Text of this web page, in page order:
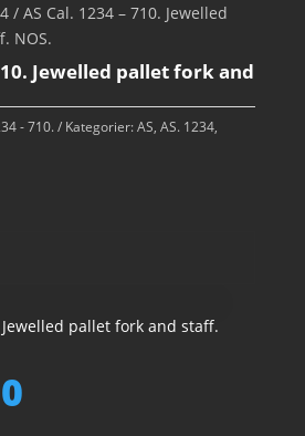
/ AS Cal. 1234 – 710. Jewelled
NOS.
Jewelled pallet fork and
- 710. Kategorier:AS, AS. 1234,
Jewelled pallet fork and staff.